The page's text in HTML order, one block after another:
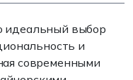
идеальный выбор
и
современными